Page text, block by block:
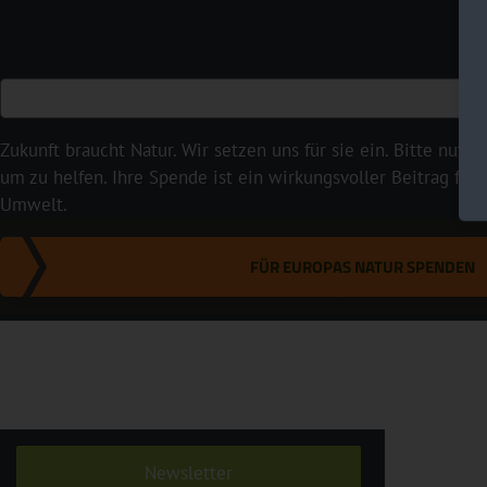
Zukunft braucht Natur. Wir setzen uns für sie ein. Bitte
um zu helfen. Ihre Spende ist ein wirkungsvoller Beitrag für
Umwelt.
FÜR EUROPAS NATUR SPENDEN
Newsletter